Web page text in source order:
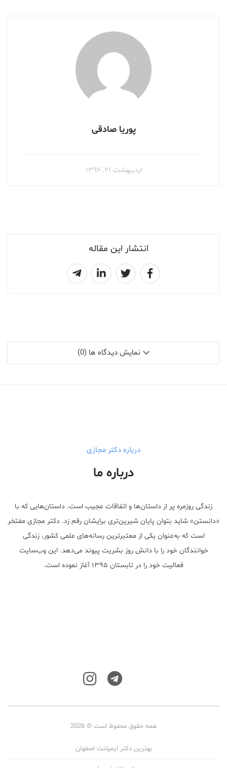
انتشار این مقاله
پوریا صادقی
اردیبهشت ۲۱, ۱۳۹۶
نمایش دیدگاه ها (0)
درباره دکتر مجازی
درباره ما
زندگی روزمره پر از داستان‌ها و اتفاقات عجیب است. داستان‌هایی که با
«دانستن» شاید بتوان پایان شیرین‌تری برایشان رقم زد. دکتر مجازی مفتخر
است که به‌عنوان یکی از معتبر‌ترین رسانه‌های علمی کشور، زندگی
خوانندگان خود را با دانش روز بشریت پیوند می‌دهد. این وب‌سایت
فعالیت خود را در تابستان ۱۳۹۵ آغاز نموده است.
همه حقوق محفوظ است © 2026
بهترین دکتر ایمپلنت اصفهان